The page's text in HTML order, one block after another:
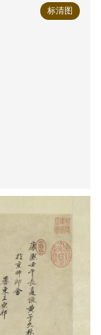
标清图